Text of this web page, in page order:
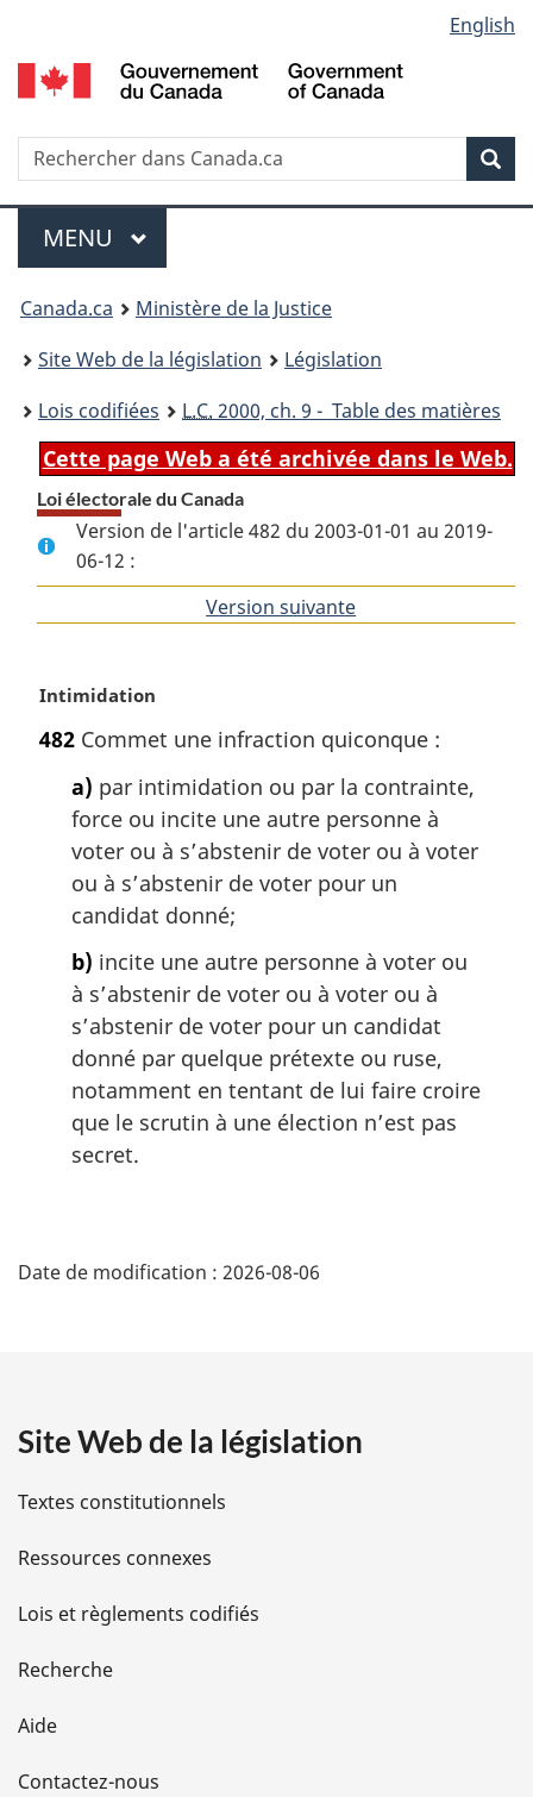
au
contenu
propos
de
la
HTML
simplifiée
selection
English
Recherche
Menu
MENU PRINCIPAL
You
are
here:
Canada.ca
Ministère de la Justice
Site Web de la législation
Législation
Lois codifiées
L.C. 2000, ch. 9 - Table des matières
Cette page Web a été archivée dans le Web.
Loi électorale du Canada
Version de l'article 482 du 2003-01-01 au 2019-
06-12 :
Version suivante
N
t
Intimidation
482 Commet une infraction quiconque :
a) par intimidation ou par la contrainte,
force ou incite une autre personne à
voter ou à s’abstenir de voter ou à voter
ou à s’abstenir de voter pour un
candidat donné;
b) incite une autre personne à voter ou
à s’abstenir de voter ou à voter ou à
s’abstenir de voter pour un candidat
donné par quelque prétexte ou ruse,
notamment en tentant de lui faire croire
que le scrutin à une élection n’est pas
secret.
é
i
l
s
d
e
l
Date de modification : 2026-08-06
Site Web de la législation
Textes constitutionnels
Ressources connexes
Lois et règlements codifiés
Recherche
Aide
Contactez-nous